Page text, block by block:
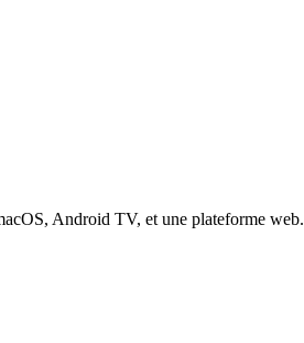
Android TV, et une plateforme web.